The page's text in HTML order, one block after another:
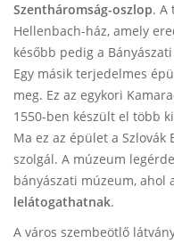
Szentháromság-oszlop. A
Hellenbach-ház, amely
később pedig a
Egy másik terjedelmes
meg. Ez az egykori
1550-ben készült el több
Ma ez az épület a
szolgál. A múzeum
bányászati múzeum, ahol
lelátogathatnak.
A város szembeötlő